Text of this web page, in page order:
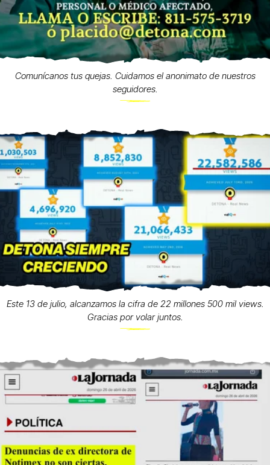
Comunícanos tus quejas. Cuidamos el anonimato de nuestros
seguidores.
Este 13 de julio, alcanzamos la cifra de 22 millones 500 mil views.
Gracias por volar juntos.